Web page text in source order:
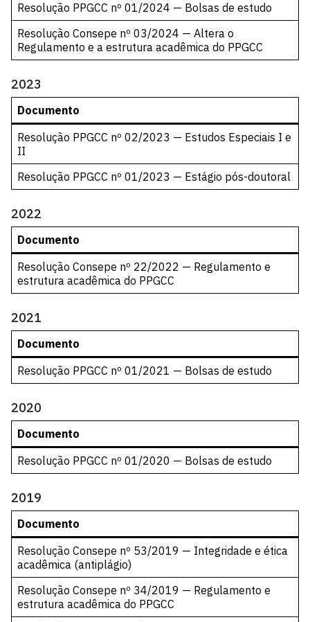
Resolução PPGCC nº 01/2024 — Bolsas de estudo
Resolução Consepe nº 03/2024 — Altera o
Regulamento e a estrutura acadêmica do PPGCC
2023
Documento
Resolução PPGCC nº 02/2023 — Estudos Especiais I e
II
Resolução PPGCC nº 01/2023 — Estágio pós-doutoral
2022
Documento
Resolução Consepe nº 22/2022 — Regulamento e
estrutura acadêmica do PPGCC
2021
Documento
Resolução PPGCC nº 01/2021 — Bolsas de estudo
2020
Documento
Resolução PPGCC nº 01/2020 — Bolsas de estudo
2019
Documento
Resolução Consepe nº 53/2019 — Integridade e ética
acadêmica (antiplágio)
Resolução Consepe nº 34/2019 — Regulamento e
estrutura acadêmica do PPGCC